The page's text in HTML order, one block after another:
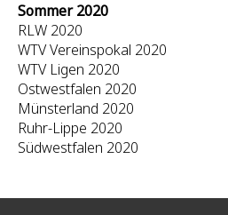
Sommer 2020
RLW 2020
WTV Vereinspokal 2020
WTV Ligen 2020
Ostwestfalen 2020
Münsterland 2020
Ruhr-Lippe 2020
Südwestfalen 2020